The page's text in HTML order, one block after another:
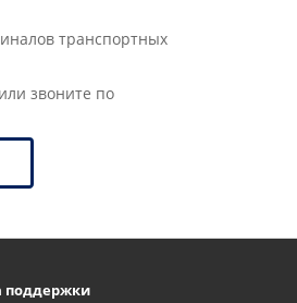
транспортных
или звоните по
поддержки